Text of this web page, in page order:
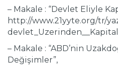
– Makale : “Devlet Eliyle
http://www.21yyte.org/tr/
– Makale : “ABD’nin
Değişimler”,